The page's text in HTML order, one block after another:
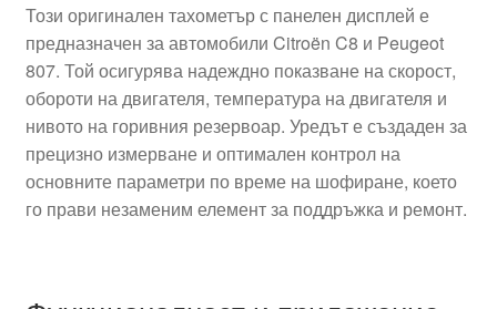
Този оригинален тахометър с панелен дисплей е
предназначен за автомобили Citroën C8 и Peugeot
807. Той осигурява надеждно показване на скорост,
обороти на двигателя, температура на двигателя и
нивото на горивния резервоар. Уредът е създаден за
прецизно измерване и оптимален контрол на
основните параметри по време на шофиране, което
го прави незаменим елемент за поддръжка и ремонт.